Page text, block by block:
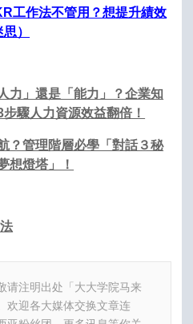
工作法不管用？想提升績效
）
力」還是「能力」？企業知
驟人力資源效益翻倍！
？管理階層必學「對話３秘
想燈塔」！
请注明出处「大大学院马来
欢迎各大媒体交换文章连